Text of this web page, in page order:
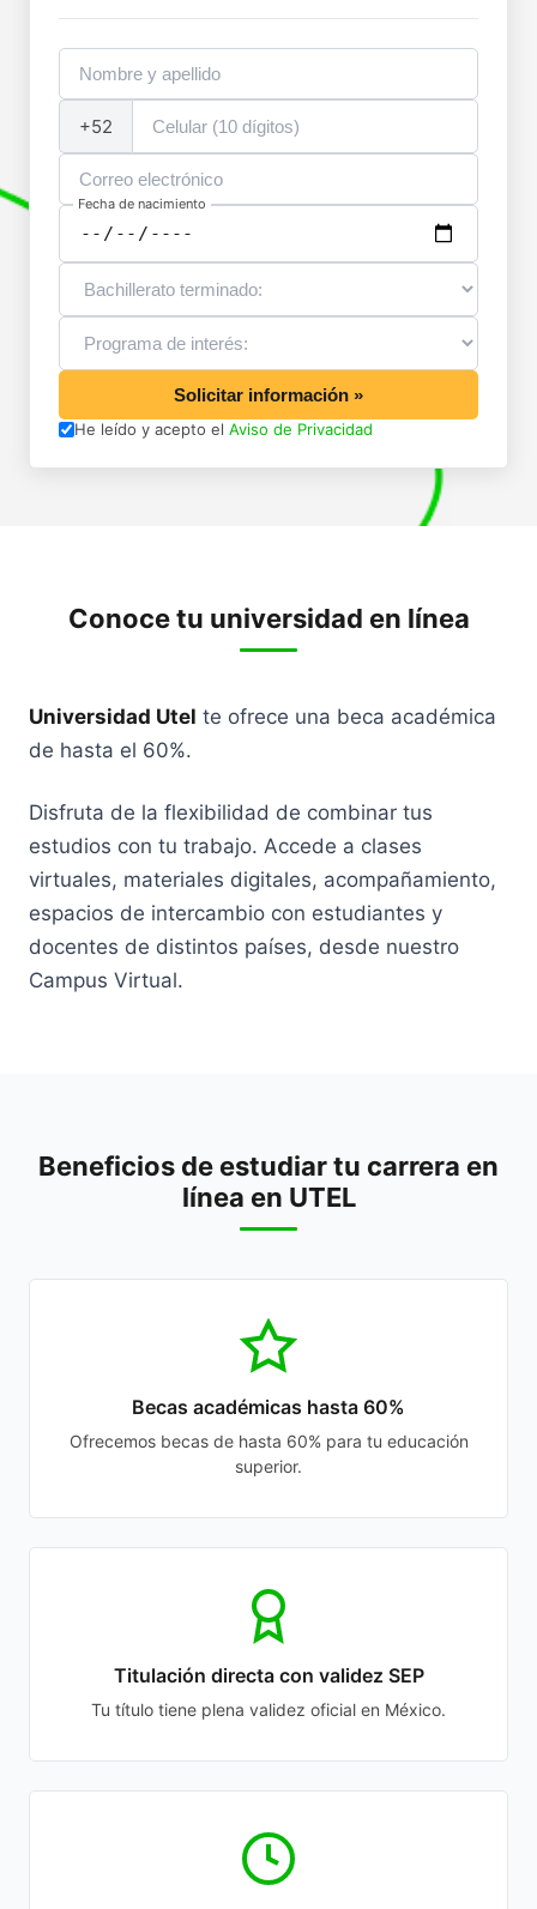
+52
Fecha de nacimiento
Solicitar información »
He leído y acepto el Aviso de Privacidad
Conoce tu universidad en línea
Universidad Utel te ofrece una beca académica
de hasta el 60%.
Disfruta de la flexibilidad de combinar tus
estudios con tu trabajo. Accede a clases
virtuales, materiales digitales, acompañamiento,
espacios de intercambio con estudiantes y
docentes de distintos países, desde nuestro
Campus Virtual.
Beneficios de estudiar tu carrera en
línea en UTEL
Becas académicas hasta 60%
Ofrecemos becas de hasta 60% para tu educación
superior.
Titulación directa con validez SEP
Tu título tiene plena validez oficial en México.